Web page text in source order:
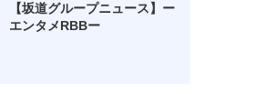
【坂道グループニュース】ー
エンタメRBBー